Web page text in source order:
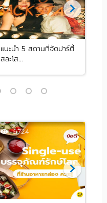
แนะนำ 5 สถานที่จัดปาร์ตี้
สละโส...
6724